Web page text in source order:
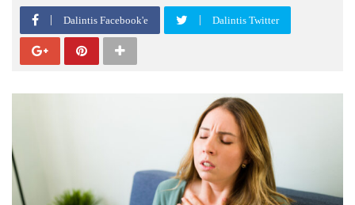
Dalintis Facebook'e Dalintis Twitter